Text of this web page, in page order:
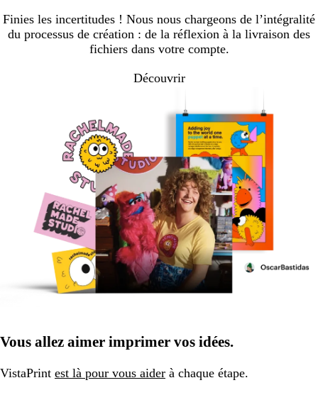
Finies les incertitudes ! Nous nous chargeons de l’intégralité
du processus de création : de la réflexion à la livraison des
fichiers dans votre compte.
Découvrir
Vous allez aimer imprimer vos idées.
VistaPrint est là pour vous aider à chaque étape.